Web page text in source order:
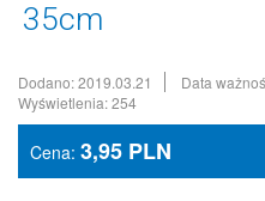
35cm
Dodano: 2019.03.21
Data
Wyświetlenia: 254
Cena: 3,95 PLN